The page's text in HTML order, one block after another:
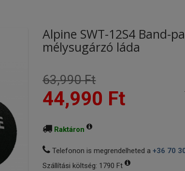
Alpine SWT-12S4 Band-
mélysugárzó láda
63,990 Ft
44,990 Ft
Raktáron
Telefonon is megrendelheted a+36 70
Szállítási költség: 1790 Ft